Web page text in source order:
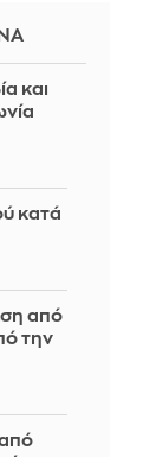
και
κατά
από
την